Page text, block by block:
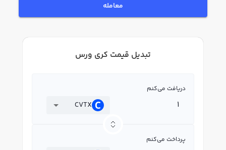
معامله
تبدیل قیمت کری ورس
دریافت می‌کنم
CVTX
پرداخت می‌کنم